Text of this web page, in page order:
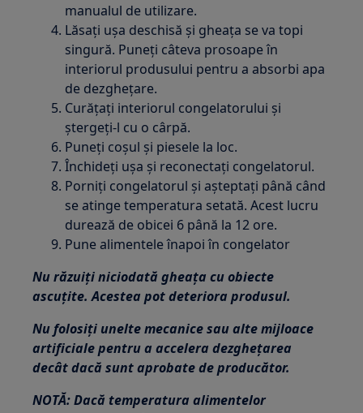
manualul de utilizare.
Lăsați ușa deschisă și gheața se va topi
singură. Puneți câteva prosoape în
interiorul produsului pentru a absorbi apa
de dezghețare.
Curățați interiorul congelatorului și
ștergeți-l cu o cârpă.
Puneți coșul și piesele la loc.
Închideți ușa și reconectați congelatorul.
Porniți congelatorul și așteptați până când
se atinge temperatura setată. Acest lucru
durează de obicei 6 până la 12 ore.
Pune alimentele înapoi în congelator
Nu răzuiți niciodată gheața cu obiecte
ascuțite. Acestea pot deteriora produsul.
Nu folosiți unelte mecanice sau alte mijloace
artificiale pentru a accelera dezghețarea
decât dacă sunt aprobate de producător.
NOTĂ: Dacă temperatura alimentelor